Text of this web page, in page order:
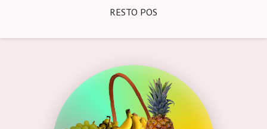
RESTO POS